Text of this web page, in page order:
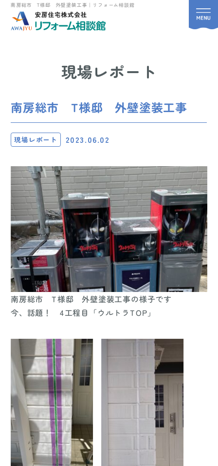
南房総市 T様邸 外壁塗装工事｜リフォーム相談館
現場レポート
南房総市 T様邸 外壁塗装工事
現場レポート 2023.06.02
南房総市 T様邸 外壁塗装工事の様子です
今、話題！ 4工程目「ウルトラTOP」